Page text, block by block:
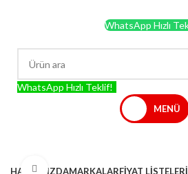
WhatsApp Hızlı
WhatsApp Hızlı Teklif!
MENÜ
HAKKIMIZDAMARKALARFIYAT LISTELERI
Büyütmek için tıklayın